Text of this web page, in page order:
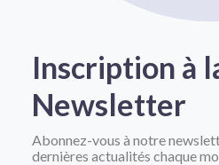
Inscription à
Newsletter
Abonnez-vous à notre
dernières actualités chaque